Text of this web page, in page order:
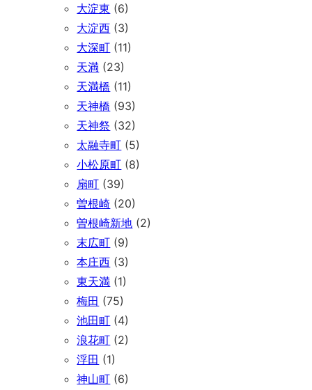
大淀東 (6)
大淀西 (3)
大深町 (11)
天満 (23)
天満橋 (11)
天神橋 (93)
天神祭 (32)
太融寺町 (5)
小松原町 (8)
扇町 (39)
曽根崎 (20)
曽根崎新地 (2)
末広町 (9)
本庄西 (3)
東天満 (1)
梅田 (75)
池田町 (4)
浪花町 (2)
浮田 (1)
神山町 (6)